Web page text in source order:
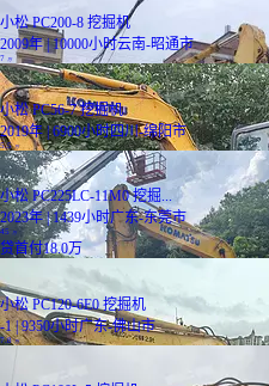
小松 PC200-8 挖掘机
2009年 | 10000小时云南-昭通市
7 万
小松 PC56-7 挖掘机
2019年 | 6900小时四川-绵阳市
5.5万
小松 PC225LC-11M0 挖掘...
2023年 | 1439小时广东-东莞市
45 万
贷首付18.0万
小松 PC120-6E0 挖掘机
-1 | 9350小时广东-佛山市
7.8万